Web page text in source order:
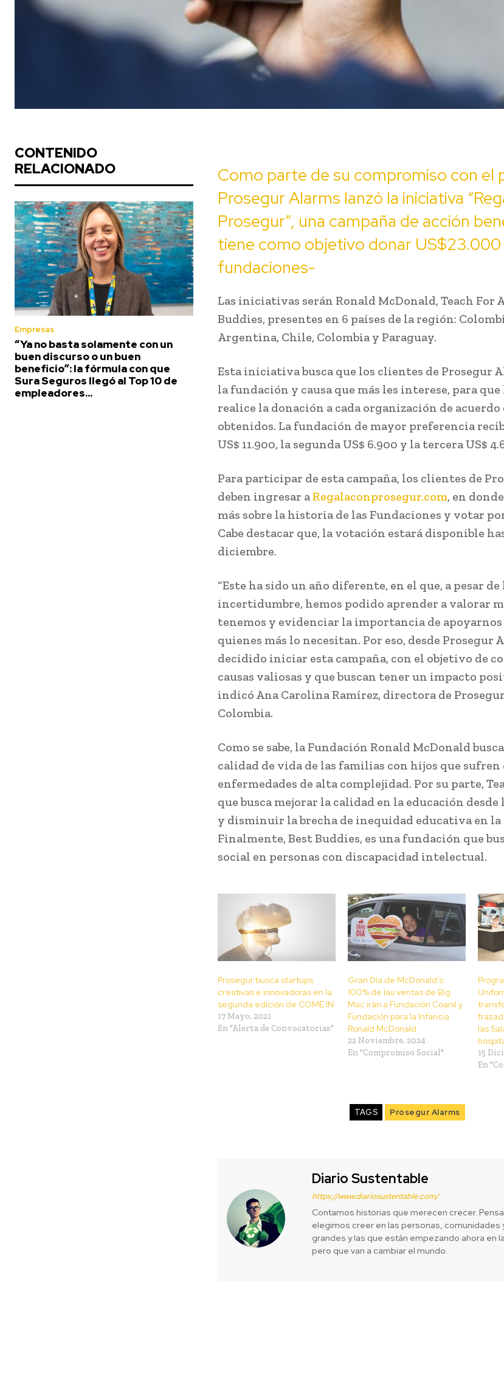
CONTENIDO
RELACIONADO
Empresas
“Ya no basta solamente con un
buen discurso o un buen
beneficio”: la fórmula con que
Sura Seguros llegó al Top 10 de
empleadores...
Como parte de su compromiso con el
Prosegur Alarms lanzó la iniciativa
Prosegur”, una campaña de acción
tiene como objetivo donar US$23.000
fundaciones-
Las iniciativas serán Ronald McDonald, Teach For
Buddies, presentes en 6 países de la región:
Argentina, Chile, Colombia y Paraguay.
Esta iniciativa busca que los clientes de Prosegur
la fundación y causa que más les interese, para
realice la donación a cada organización de
obtenidos. La fundación de mayor preferencia
US$ 11.900, la segunda US$ 6.900 y la tercera US$
Para participar de esta campaña, los clientes de
deben ingresar a Regalaconprosegur.com, en
más sobre la historia de las Fundaciones y votar
Cabe destacar que, la votación estará disponible
diciembre.
“Este ha sido un año diferente, en el que, a pesar
incertidumbre, hemos podido aprender a valorar
tenemos y evidenciar la importancia de
quienes más lo necesitan. Por eso, desde Prosegur
decidido iniciar esta campaña, con el objetivo de
causas valiosas y que buscan tener un impacto
indicó Ana Carolina Ramírez, directora de
Colombia.
Como se sabe, la Fundación Ronald McDonald
calidad de vida de las familias con hijos que sufren
enfermedades de alta complejidad. Por su parte,
que busca mejorar la calidad en la educación desde
y disminuir la brecha de inequidad educativa en la
Finalmente, Best Buddies, es una fundación que
social en personas con discapacidad intelectual.
Prosegur busca startups
creativas e innovadoras en la
segunda edición de COME IN
17 Mayo, 2021
En "Alerta de Convocatorias"
Gran Día de McDonald’s:
100% de las ventas de Big
Mac irán a Fundación Coanil y
Fundación para la Infancia
Ronald McDonald
22 Noviembre, 2024
En "Compromiso Social"
las
15
En
TAGS Prosegur Alarms
Diario Sustentable
https://www.diariosustentable.com/
Contamos historias que merecen crecer.
elegimos creer en las personas, comunidades
grandes y las que están empezando ahora en
pero que van a cambiar el mundo.